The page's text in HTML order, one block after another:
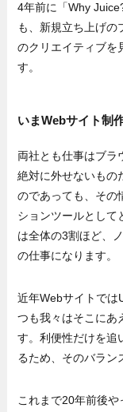
4年前に「Why
も、新規立ち上げの
のクリエイティブを
す。
いまWebサイト制
両社とも仕事はブラ
絶対に外せないもの
のであっても、その
ションツールとして
は全体の3割ほど、
の仕事になります。
近年Webサイトでは
つも我々はそこにあ
す。利便性だけを追
るため、そのバラン
これまで20年前後